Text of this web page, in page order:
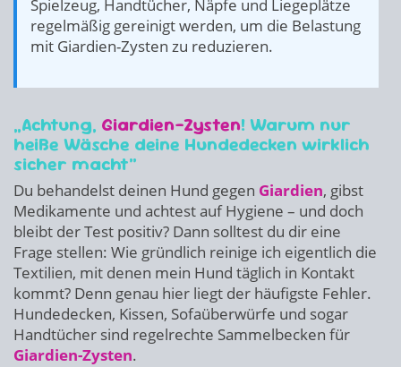
Spielzeug, Handtücher, Näpfe und Liegeplätze
regelmäßig gereinigt werden, um die Belastung
mit Giardien-Zysten zu reduzieren.
„Achtung, Giardien-Zysten! Warum nur
heiße Wäsche deine Hundedecken wirklich
sicher macht“
Du behandelst deinen Hund gegen Giardien, gibst
Medikamente und achtest auf Hygiene – und doch
bleibt der Test positiv? Dann solltest du dir eine
Frage stellen: Wie gründlich reinige ich eigentlich die
Textilien, mit denen mein Hund täglich in Kontakt
kommt? Denn genau hier liegt der häufigste Fehler.
Hundedecken, Kissen, Sofaüberwürfe und sogar
Handtücher sind regelrechte Sammelbecken für
Giardien-Zysten.